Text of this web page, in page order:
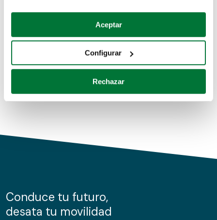
Si lo permite, también quisiéramos:
Recopilar información sobre su ubicación geográfica
Identificar su dispositivo analizándolo activamente
para buscar características específicas (huellas
Obtenga más información sobre cómo se procesan sus
de cookies.
información sobre el uso que haga del sitio web con
nuestros partners de redes sociales, publicidad y análisis
Aceptar
Configurar
Rechazar
Coches de segunda mano
Coches de km0
Conduce tu futuro,
desata tu movilidad